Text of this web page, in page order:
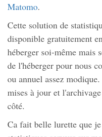
Matomo.
Cette solution de
disponible gratuitement
héberger soi-même mais
de l'héberger pour nous
ou annuel assez
mises à jour et
côté.
Ca fait belle lurette que